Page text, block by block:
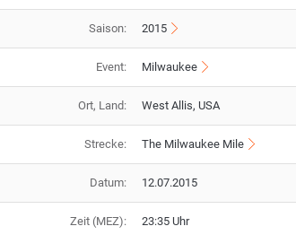
Saison: 2015
Event: Milwaukee
Ort, Land: West Allis, USA
Strecke: The Milwaukee Mile
Datum: 12.07.2015
Zeit (MEZ): 23:35 Uhr